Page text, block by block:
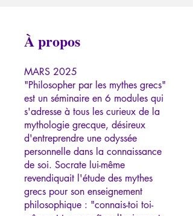
À propos
MARS 2025
"Philosopher par les mythes grecs"
est un séminaire en 6 modules qui
s'adresse à tous les curieux de la
mythologie grecque, désireux
d'entreprendre une odyssée
personnelle dans la connaissance
de soi. Socrate lui-même
revendiquait l'étude des mythes
grecs pour son enseignement
philosophique : "connais-toi toi-